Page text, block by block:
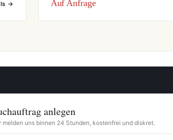
→ Auf Anfrage
anlegen
melden uns binnen 24 Stunden, kostenfrei und diskret.